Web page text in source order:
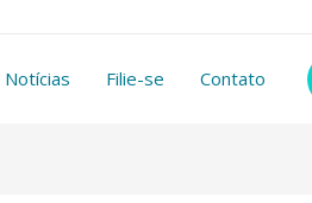
Notícias Filie-se Contato